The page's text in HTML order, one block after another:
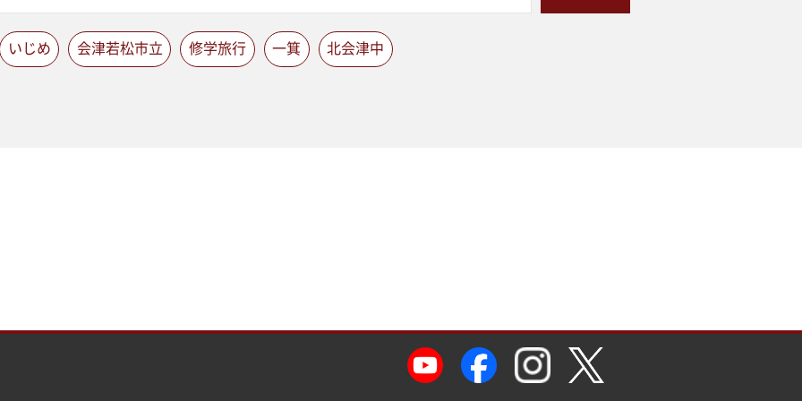
いじめ 会津若松市立 修学旅行 一箕 北会津中